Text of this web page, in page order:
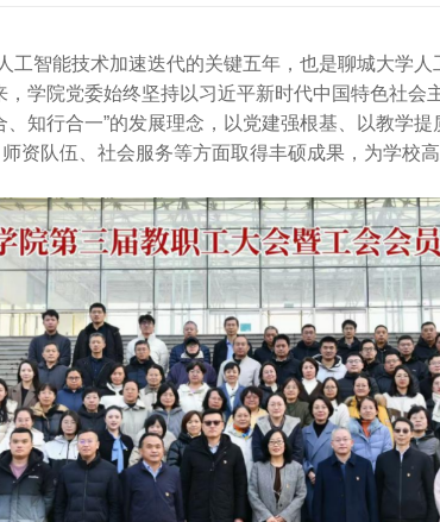
工智能技术加速迭代的关键五年，也是聊城大学
，学院党委始终坚持以习近平新时代中国特色社
知行合一”的发展理念，以党建强根基、以教学
资队伍、社会服务等方面取得丰硕成果，为学校